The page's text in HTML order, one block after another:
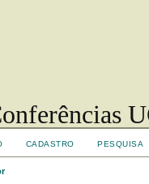
CADASTRO PESQUISA